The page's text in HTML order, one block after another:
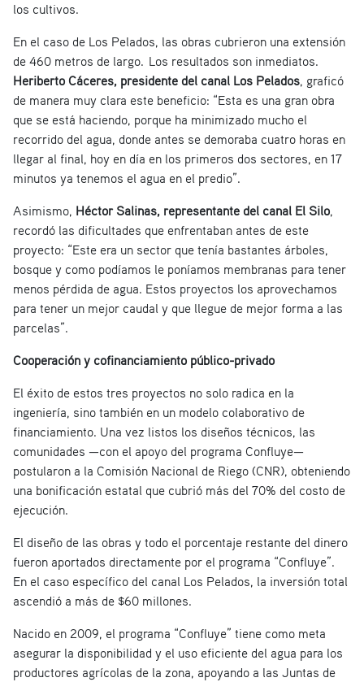
los cultivos.
En el caso de Los Pelados, las obras cubrieron una extensión
de 460 metros de largo. Los resultados son inmediatos.
Heriberto Cáceres, presidente del canal Los Pelados, graficó
de manera muy clara este beneficio: “Esta es una gran obra
que se está haciendo, porque ha minimizado mucho el
recorrido del agua, donde antes se demoraba cuatro horas en
llegar al final, hoy en día en los primeros dos sectores, en 17
minutos ya tenemos el agua en el predio”.
Asimismo, Héctor Salinas, representante del canal El Silo,
recordó las dificultades que enfrentaban antes de este
proyecto: “Este era un sector que tenía bastantes árboles,
bosque y como podíamos le poníamos membranas para tener
menos pérdida de agua. Estos proyectos los aprovechamos
para tener un mejor caudal y que llegue de mejor forma a las
parcelas”.
Cooperación y cofinanciamiento público-privado
El éxito de estos tres proyectos no solo radica en la
ingeniería, sino también en un modelo colaborativo de
financiamiento. Una vez listos los diseños técnicos, las
comunidades —con el apoyo del programa Confluye—
postularon a la Comisión Nacional de Riego (CNR), obteniendo
una bonificación estatal que cubrió más del 70% del costo de
ejecución.
El diseño de las obras y todo el porcentaje restante del dinero
fueron aportados directamente por el programa “Confluye”.
En el caso específico del canal Los Pelados, la inversión total
ascendió a más de $60 millones.
Nacido en 2009, el programa “Confluye” tiene como meta
asegurar la disponibilidad y el uso eficiente del agua para los
productores agrícolas de la zona, apoyando a las Juntas de